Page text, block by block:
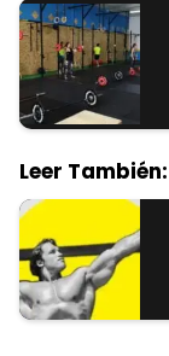
Leer También: